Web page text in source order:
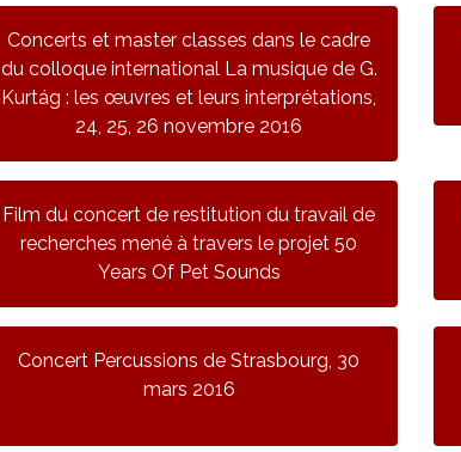
Concerts et master classes dans le cadre
du colloque international La musique de G.
Kurtág : les œuvres et leurs interprétations,
24, 25, 26 novembre 2016
Film du concert de restitution du travail de
recherches mené à travers le projet 50
Years Of Pet Sounds
Concert Percussions de Strasbourg, 30
mars 2016